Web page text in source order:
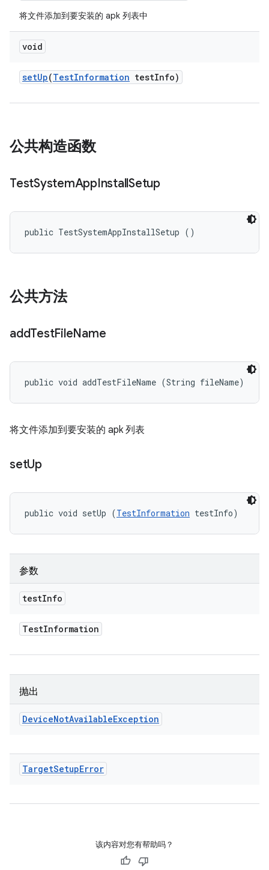
将文件添加到要安装的 apk 列表中
void
setUp(TestInformation testInfo)
公共构造函数
TestSystemAppInstallSetup
public TestSystemAppInstallSetup ()
公共方法
addTestFileName
public void addTestFileName (String fileName)
将文件添加到要安装的 apk 列表
setUp
public void setUp (TestInformation testInfo)
参数
testInfo
TestInformation
抛出
DeviceNotAvailableException
TargetSetupError
该内容对您有帮助吗？